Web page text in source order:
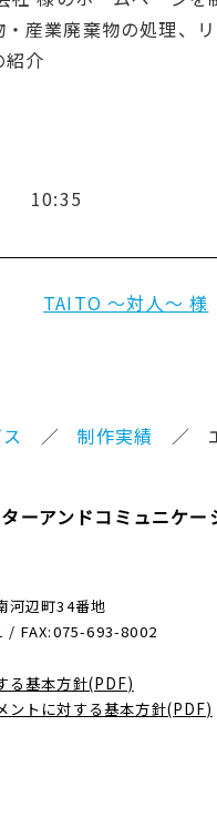
・産業廃棄物の処理、
紹介
10:35
TAITO ～対人～ 様
制作実績
ーアンドコミュニケー
河辺町34番地
/ FAX:075-693-8002
る基本方針(PDF)
ントに対する基本方針(PDF)